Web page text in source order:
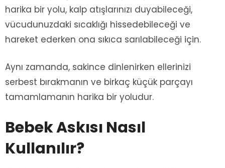
harika bir yolu, kalp atışlarınızı duyabileceği,
vücudunuzdaki sıcaklığı hissedebileceği ve
hareket ederken ona sıkıca sarılabileceği için.
Aynı zamanda, sakince dinlenirken ellerinizi
serbest bırakmanın ve birkaç küçük parçayı
tamamlamanın harika bir yoludur.
Bebek Askısı Nasıl
Kullanılır?